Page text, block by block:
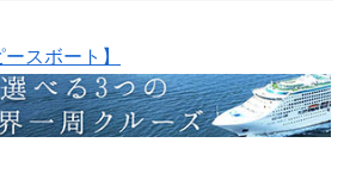
スボート】